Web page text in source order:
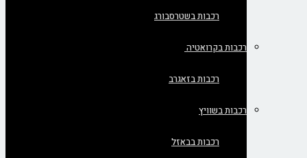
רכבות בשטרסבורג
רכבות בקרואטיה
רכבות בזאגרב
רכבות בשוויץ
רכבות בבאזל